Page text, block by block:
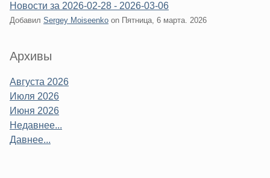
Новости за 2026-02-28 - 2026-03-06
Добавил Sergey Moiseenko on Пятница, 6 марта. 2026
Sidebar
Архивы
Августа 2026
Июля 2026
Июня 2026
Недавнее...
Давнее...